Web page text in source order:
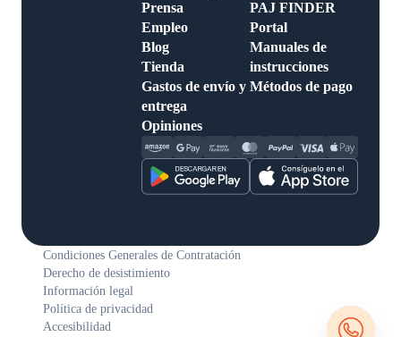
Prensa
Empleo
Blog
Tienda
Gastos de
envío y entrega
Opiniones
Portal
Manuales de
instrucciones
Métodos de
pago
Condiciones Generales de Contratación
Derecho de desistimiento
Información legal
Política de privacidad
Accesibilidad